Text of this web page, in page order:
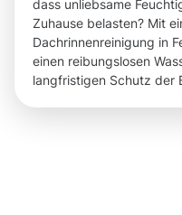
dass unliebsame
Zuhause belasten? Mit
Dachrinnenreinigung in
einen reibungslosen
langfristigen Schutz der